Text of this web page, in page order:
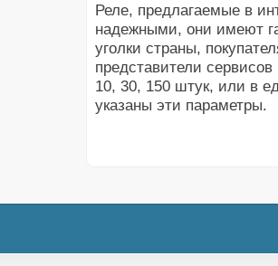
Реле, предлагаемые в
надежными, они имеют
уголки страны,
представители
10, 30, 150 штук, или в
указаны эти параметры.